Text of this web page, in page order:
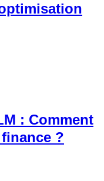
: Comment
?